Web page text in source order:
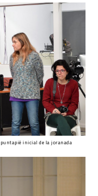
inicial de la joranada